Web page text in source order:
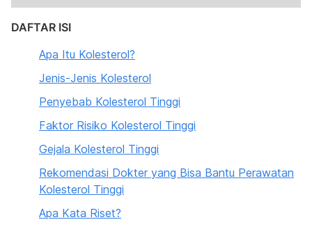
DAFTAR ISI
Apa Itu Kolesterol?
Jenis-Jenis Kolesterol
Penyebab Kolesterol Tinggi
Faktor Risiko Kolesterol Tinggi
Gejala Kolesterol Tinggi
Rekomendasi Dokter yang Bisa Bantu Perawatan
Kolesterol Tinggi
Apa Kata Riset?